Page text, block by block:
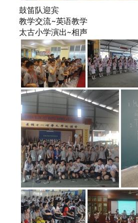
鼓笛队迎宾
教学交流~英语教学
太古小学演出~相声